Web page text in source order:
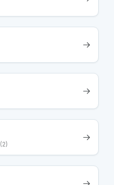
(2)